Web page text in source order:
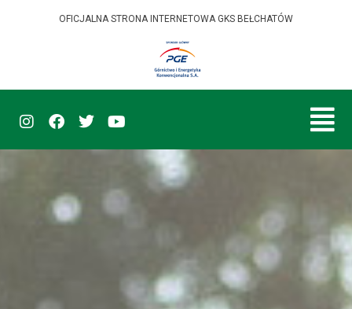
OFICJALNA STRONA INTERNETOWA GKS BEŁCHATÓW